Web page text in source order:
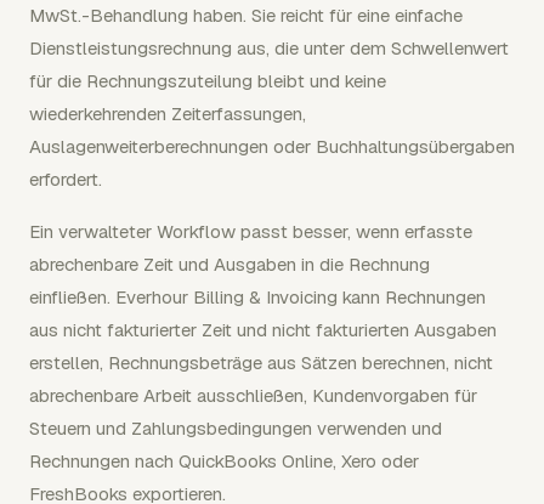
MwSt.-Behandlung haben. Sie reicht für eine einfache
Dienstleistungsrechnung aus, die unter dem Schwellenwert
für die Rechnungszuteilung bleibt und keine
wiederkehrenden Zeiterfassungen,
Auslagenweiterberechnungen oder Buchhaltungsübergaben
erfordert.
Ein verwalteter Workflow passt besser, wenn erfasste
abrechenbare Zeit und Ausgaben in die Rechnung
einfließen. Everhour Billing & Invoicing kann Rechnungen
aus nicht fakturierter Zeit und nicht fakturierten Ausgaben
erstellen, Rechnungsbeträge aus Sätzen berechnen, nicht
abrechenbare Arbeit ausschließen, Kundenvorgaben für
Steuern und Zahlungsbedingungen verwenden und
Rechnungen nach QuickBooks Online, Xero oder
FreshBooks exportieren.